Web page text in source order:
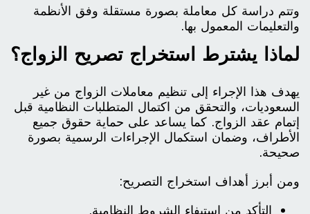
وتتم دراسة كل معاملة بصورة مستقلة وفق الأنظمة
والتعليمات المعمول بها.
لماذا يشترط استخراج تصريح الزواج؟
يهدف هذا الإجراء إلى تنظيم معاملات الزواج من غير
السعوديات، والتحقق من اكتمال المتطلبات النظامية قبل
إتمام عقد الزواج. كما يساعد على حماية حقوق جميع
الأطراف، وضمان استكمال الإجراءات الرسمية بصورة
صحيحة.
ومن أبرز أهداف استخراج التصريح: